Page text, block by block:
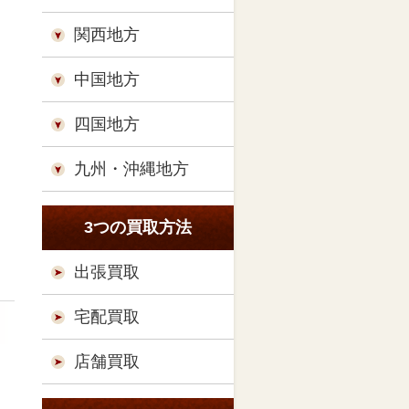
関西地方
中国地方
四国地方
九州・沖縄地方
3つの買取方法
出張買取
宅配買取
店舗買取